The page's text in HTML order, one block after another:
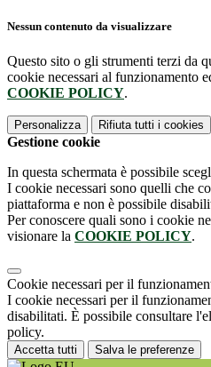
Nessun contenuto da visualizzare
Questo sito o gli strumenti terzi da
cookie necessari al funzionamento
COOKIE POLICY.
Personalizza Rifiuta tutti i cookies
Gestione cookie
In questa schermata è possibile
I cookie necessari sono quelli che
piattaforma e non è possibile
Per conoscere quali sono i cookie
visionare la COOKIE POLICY.
Cookie necessari per il
I cookie necessari per il
disabilitati. È possibile consultare
policy.
Accetta tutti Salva le preferenze